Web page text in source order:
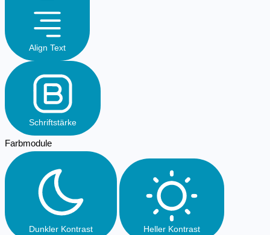
Align Text
Schriftstärke
Farbmodule
Dunkler Kontrast Heller Kontrast